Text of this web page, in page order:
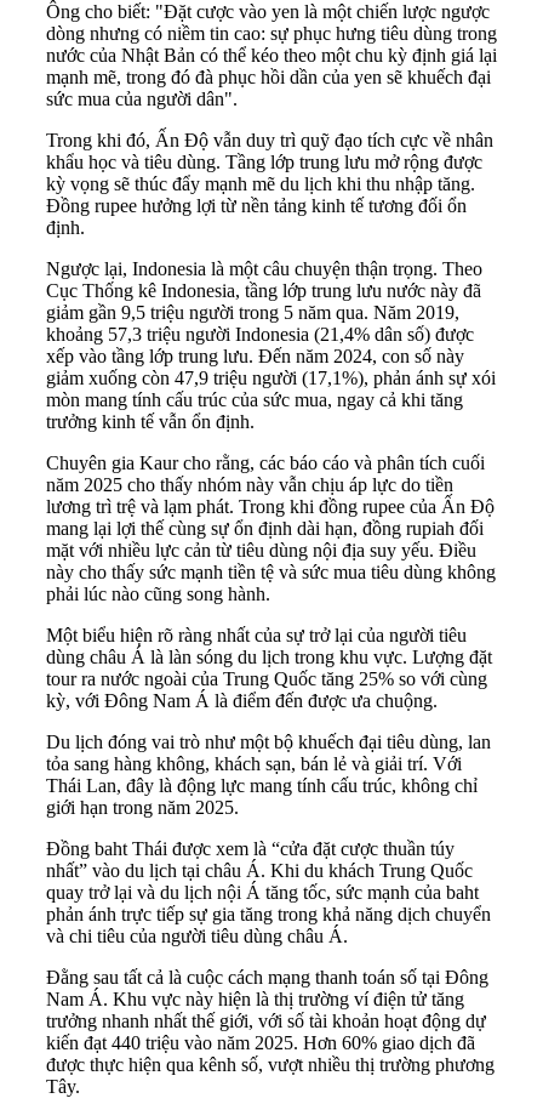
Ông cho biết: "Đặt cược vào yen là một chiến lược ngược
dòng nhưng có niềm tin cao: sự phục hưng tiêu dùng trong
nước của Nhật Bản có thể kéo theo một chu kỳ định giá lại
mạnh mẽ, trong đó đà phục hồi dần của yen sẽ khuếch đại
sức mua của người dân".
Trong khi đó, Ấn Độ vẫn duy trì quỹ đạo tích cực về nhân
khẩu học và tiêu dùng. Tầng lớp trung lưu mở rộng được
kỳ vọng sẽ thúc đẩy mạnh mẽ du lịch khi thu nhập tăng.
Đồng rupee hưởng lợi từ nền tảng kinh tế tương đối ổn
định.
Ngược lại, Indonesia là một câu chuyện thận trọng. Theo
Cục Thống kê Indonesia, tầng lớp trung lưu nước này đã
giảm gần 9,5 triệu người trong 5 năm qua. Năm 2019,
khoảng 57,3 triệu người Indonesia (21,4% dân số) được
xếp vào tầng lớp trung lưu. Đến năm 2024, con số này
giảm xuống còn 47,9 triệu người (17,1%), phản ánh sự xói
mòn mang tính cấu trúc của sức mua, ngay cả khi tăng
trưởng kinh tế vẫn ổn định.
Chuyên gia Kaur cho rằng, các báo cáo và phân tích cuối
năm 2025 cho thấy nhóm này vẫn chịu áp lực do tiền
lương trì trệ và lạm phát. Trong khi đồng rupee của Ấn Độ
mang lại lợi thế cùng sự ổn định dài hạn, đồng rupiah đối
mặt với nhiều lực cản từ tiêu dùng nội địa suy yếu. Điều
này cho thấy sức mạnh tiền tệ và sức mua tiêu dùng không
phải lúc nào cũng song hành.
Một biểu hiện rõ ràng nhất của sự trở lại của người tiêu
dùng châu Á là làn sóng du lịch trong khu vực. Lượng đặt
tour ra nước ngoài của Trung Quốc tăng 25% so với cùng
kỳ, với Đông Nam Á là điểm đến được ưa chuộng.
Du lịch đóng vai trò như một bộ khuếch đại tiêu dùng, lan
tỏa sang hàng không, khách sạn, bán lẻ và giải trí. Với
Thái Lan, đây là động lực mang tính cấu trúc, không chỉ
giới hạn trong năm 2025.
Đồng baht Thái được xem là “cửa đặt cược thuần túy
nhất” vào du lịch tại châu Á. Khi du khách Trung Quốc
quay trở lại và du lịch nội Á tăng tốc, sức mạnh của baht
phản ánh trực tiếp sự gia tăng trong khả năng dịch chuyển
và chi tiêu của người tiêu dùng châu Á.
Đằng sau tất cả là cuộc cách mạng thanh toán số tại Đông
Nam Á. Khu vực này hiện là thị trường ví điện tử tăng
trưởng nhanh nhất thế giới, với số tài khoản hoạt động dự
kiến đạt 440 triệu vào năm 2025. Hơn 60% giao dịch đã
được thực hiện qua kênh số, vượt nhiều thị trường phương
Tây.